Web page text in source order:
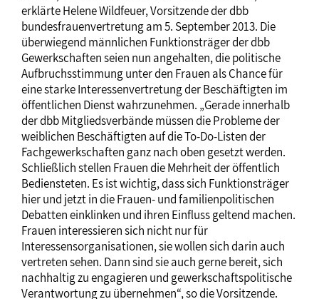
erklärte Helene Wildfeuer, Vorsitzende der dbb
bundesfrauenvertretung am 5. September 2013. Die
überwiegend männlichen Funktionsträger der dbb
Gewerkschaften seien nun angehalten, die politische
Aufbruchsstimmung unter den Frauen als Chance für
eine starke Interessenvertretung der Beschäftigten im
öffentlichen Dienst wahrzunehmen. „Gerade innerhalb
der dbb Mitgliedsverbände müssen die Probleme der
weiblichen Beschäftigten auf die To-Do-Listen der
Fachgewerkschaften ganz nach oben gesetzt werden.
Schließlich stellen Frauen die Mehrheit der öffentlich
Bediensteten. Es ist wichtig, dass sich Funktionsträger
hier und jetzt in die Frauen- und familienpolitischen
Debatten einklinken und ihren Einfluss geltend machen.
Frauen interessieren sich nicht nur für
Interessensorganisationen, sie wollen sich darin auch
vertreten sehen. Dann sind sie auch gerne bereit, sich
nachhaltig zu engagieren und gewerkschaftspolitische
Verantwortung zu übernehmen“, so die Vorsitzende.